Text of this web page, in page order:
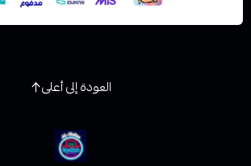
العودة إلى أعلى